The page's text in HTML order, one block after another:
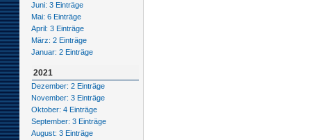
Juni: 3 Einträge
Mai: 6 Einträge
April: 3 Einträge
März: 2 Einträge
Januar: 2 Einträge
2021
Dezember: 2 Einträge
November: 3 Einträge
Oktober: 4 Einträge
September: 3 Einträge
August: 3 Einträge